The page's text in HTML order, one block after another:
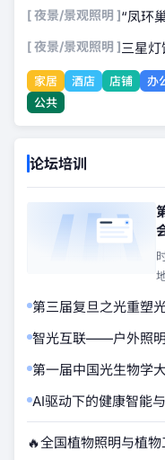
[ 夜景/景观照明 ]“凤环
空
[ 夜景/景观照明 ]三星
家居 酒店 店铺 办
公共
论坛培训
第三届复旦之光重塑
智光互联——户外照
第一届中国光生物学
AI驱动下的健康智能
🔥全国植物照明与植